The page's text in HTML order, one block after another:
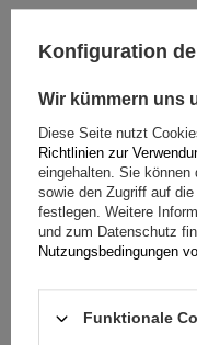
Bewertungen(0)
Ihre
Inhalt Ihrer
Konfiguration
Wir kümmern uns
Diese Seite nutzt
Richtlinien zur
eingehalten. Sie können
sowie den Zugriff auf
festlegen. Weitere
und zum Datenschutz
Nutzungsbedingungen
Funktionale